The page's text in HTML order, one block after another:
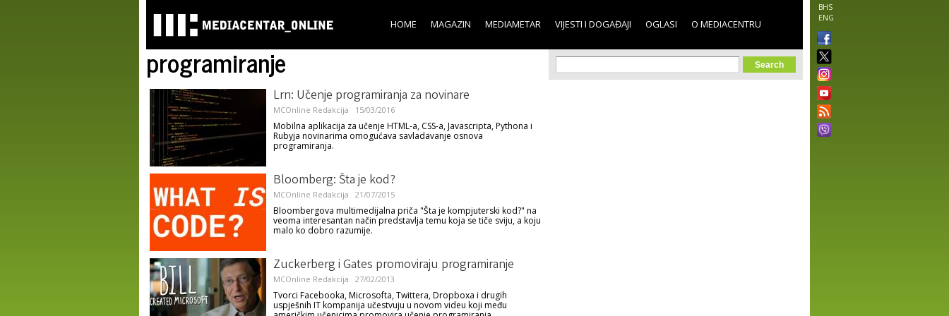
main
content
BHS
ENG
HOME MAGAZIN MEDIAMETAR VIJESTI I DOGAĐAJI OGLASI O MEDIACENTRU
programiranje
Lrn: Učenje programiranja za novinare
MCOnline Redakcija 15/03/2016
Mobilna aplikacija za učenje HTML-a, CSS-a, Javascripta, Pythona i
Rubyja novinarima omogućava savladavanje osnova
programiranja.
Bloomberg: Šta je kod?
MCOnline Redakcija 21/07/2015
Bloombergova multimedijalna priča "Šta je kompjuterski kod?" na
veoma interesantan način predstavlja temu koja se tiče sviju, a koju
malo ko dobro razumije.
Zuckerberg i Gates promoviraju programiranje
MCOnline Redakcija 27/02/2013
Tvorci Facebooka, Microsofta, Twittera, Dropboxa i drugih
uspješnih IT kompanija učestvuju u novom videu koji među
Search form
Search